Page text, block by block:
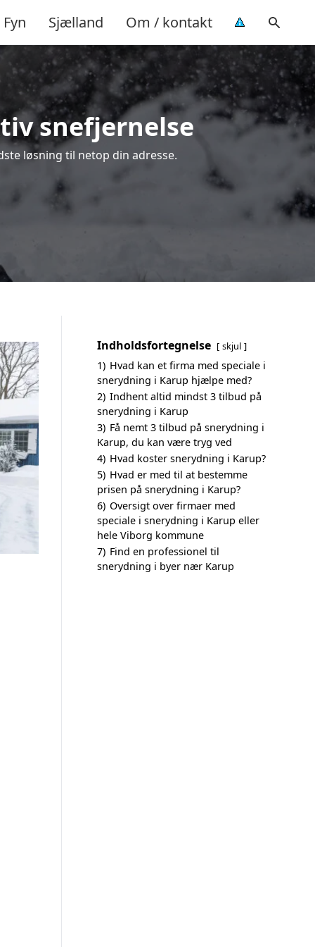
Fyn Sjælland Om / kontakt
snefjernelse
løsning til netop din adresse.
Indholdsfortegnelse skjul
1) Hvad kan et firma med speciale i
snerydning i Karup hjælpe med?
2) Indhent altid mindst 3 tilbud på
snerydning i Karup
3) Få nemt 3 tilbud på snerydning i
Karup, du kan være tryg ved
4) Hvad koster snerydning i Karup?
5) Hvad er med til at bestemme
prisen på snerydning i Karup?
6) Oversigt over firmaer med
speciale i snerydning i Karup eller
hele Viborg kommune
7) Find en professionel til
snerydning i byer nær Karup